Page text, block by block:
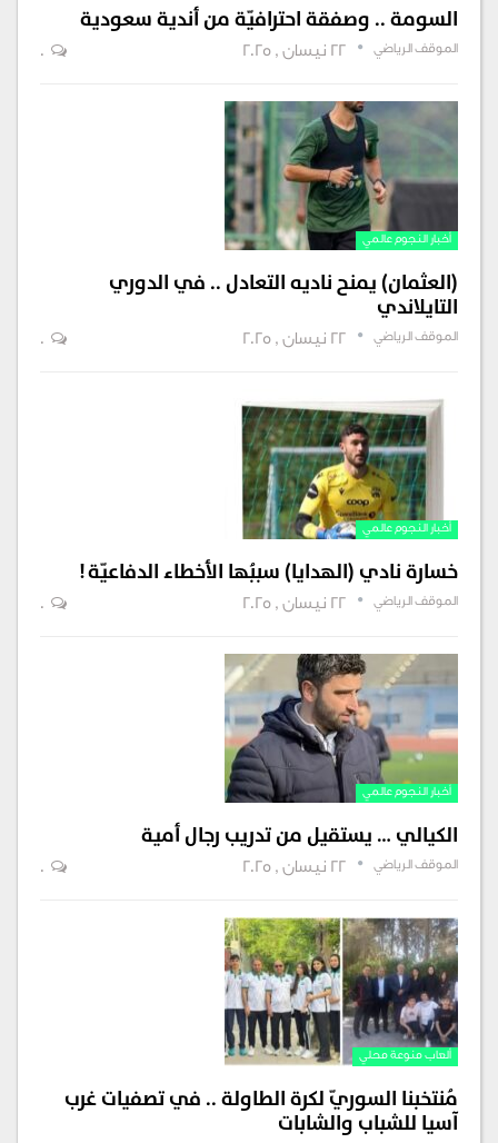
السومة .. وصفقة احترافيّة من أندية سعودية
الموقف الرياضي 22 نيسان , 2025 0
أخبار النجوم عالمي
(العثمان) يمنح ناديه التعادل .. في الدوري
التايلاندي
الموقف الرياضي 22 نيسان , 2025 0
أخبار النجوم عالمي
خسارة نادي (الهدايا) سببُها الأخطاء الدفاعيّة !
الموقف الرياضي 22 نيسان , 2025 0
أخبار النجوم عالمي
الكيالي … يستقيل من تدريب رجال أمية
الموقف الرياضي 22 نيسان , 2025 0
ألعاب منوعة محلي
مُنتخبنا السوريّ لكرة الطاولة .. في تصفيات غرب
آسيا للشباب والشابات